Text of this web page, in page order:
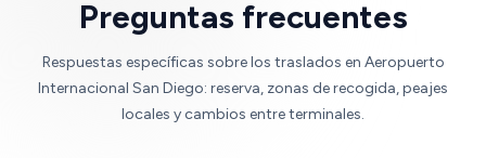
Preguntas frecuentes
Respuestas específicas sobre los traslados en Aeropuerto
Internacional San Diego: reserva, zonas de recogida, peajes
locales y cambios entre terminales.